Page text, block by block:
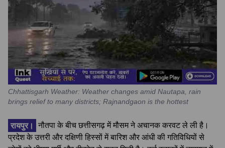
Chhattisgarh Weather: Weather changes amid Nautapa, rain
brings relief to many districts; Rajnandgaon is the hottest
रायपुर।
नौतपा के बीच छत्तीसगढ़ में मौसम ने अचानक करवट ले ली है।
प्रदेश के उत्तरी और दक्षिणी हिस्सों में बारिश और आंधी की गतिविधियों से